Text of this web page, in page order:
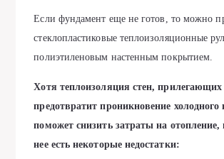
Если фундамент еще не готов, то можно
стеклопластиковые теплоизоляционные
полиэтиленовым настенным покрытием.
Хотя теплоизоляция стен,
предотвратит проникновение холодного
поможет снизить затраты на отопление,
нее есть некоторые недостатки: